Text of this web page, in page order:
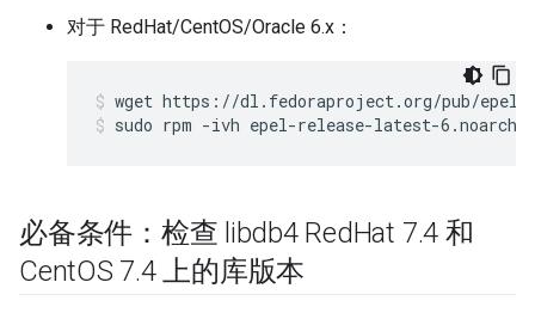
对于 RedHat/CentOS/Oracle 6.x：
sudo rpm -ivh epel-release-latest-
必备条件：检查 libdb4 RedHat 7.4 和
CentOS 7.4 上的库版本